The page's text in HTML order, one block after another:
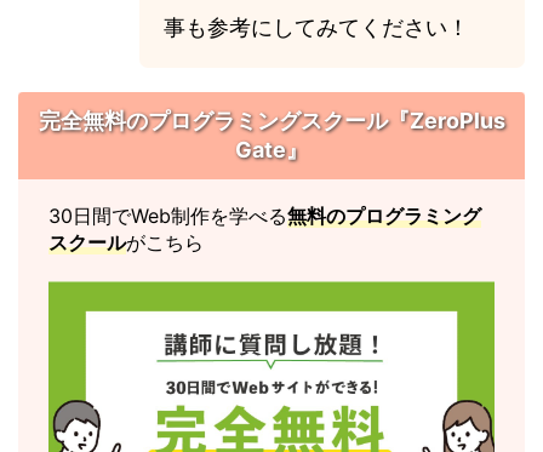
事も参考にしてみてください！
完全無料のプログラミングスクール『ZeroPlus
Gate』
30日間でWeb制作を学べる無料のプログラミング
スクールがこちら